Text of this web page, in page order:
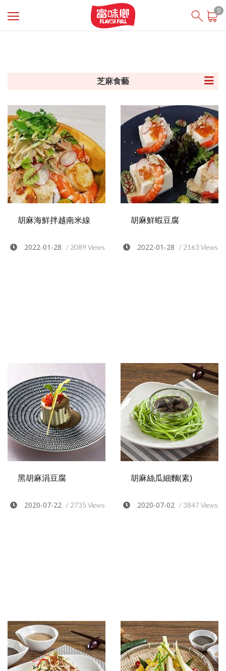
0
登入
食在安心
商品櫥窗
線上購物
English
芝初SesaOle
芝麻食藝
胡麻海鮮拌越南米線
2022-01-28 / 2089 Views
胡麻鮮蝦豆腐
2022-01-28 / 2163 Views
黑胡麻涓豆腐
2020-07-22 / 2735 Views
胡麻絲瓜細麵(素)
2020-07-02 / 3847 Views